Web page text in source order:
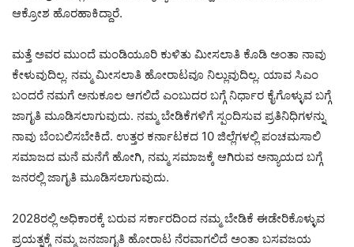
ಆಕ್ರೋಶ ಹೊರಹಾಕಿದ್ದಾರೆ.
ಮತ್ತೆ ಅವರ ಮುಂದೆ ಮಂಡಿಯೂರಿ ಕುಳಿತು ಮೀಸಲಾತಿ ಕೊಡಿ ಅಂತಾ ನಾವು
ಕೇಳುವುದಿಲ್ಲ. ನಮ್ಮ ಮೀಸಲಾತಿ ಹೋರಾಟವೂ ನಿಲ್ಲುವುದಿಲ್ಲ. ಯಾವ ಸಿಎಂ
ಬಂದರೆ ನಮಗೆ ಅನುಕೂಲ ಆಗಲಿದೆ ಎಂಬುದರ ಬಗ್ಗೆ ನಿರ್ಧಾರ ಕೈಗೊಳ್ಳುವ ಬಗ್ಗೆ
ಜಾಗೃತಿ ಮೂಡಿಸಲಾಗುವುದು. ನಮ್ಮ ಬೇಡಿಕೆಗಳಿಗೆ ಸ್ಪಂದಿಸುವ ಪ್ರತಿನಿಧಿಗಳನ್ನು
ನಾವು ಬೆಂಬಲಿಸಬೇಕಿದೆ. ಉತ್ತರ ಕರ್ನಾಟಕದ 10 ಜಿಲ್ಲೆಗಳಲ್ಲಿ ಪಂಚಮಸಾಲಿ
ಸಮಾಜದ ಮನೆ ಮನೆಗೆ ಹೋಗಿ, ನಮ್ಮ ಸಮಾಜಕ್ಕೆ ಆಗಿರುವ ಅನ್ಯಾಯದ ಬಗ್ಗೆ
ಜನರಲ್ಲಿ ಜಾಗೃತಿ ಮೂಡಿಸಲಾಗುವುದು.
2028ರಲ್ಲಿ ಅಧಿಕಾರಕ್ಕೆ ಬರುವ ಸರ್ಕಾರದಿಂದ ನಮ್ಮ ಬೇಡಿಕೆ ಈಡೇರಿಕೊಳ್ಳುವ
ಪ್ರಯತ್ನಕ್ಕೆ ನಮ್ಮ ಜನಜಾಗೃತಿ ಹೋರಾಟ ನೆರವಾಗಲಿದೆ ಅಂತಾ ಬಸವಜಯ